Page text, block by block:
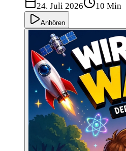
24. Juli 2026 10 Min
Anhören